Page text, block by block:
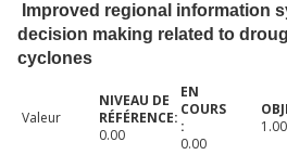
Improved regional information
decision making related to
cyclones
Valeur
0.00
0.00
1.00